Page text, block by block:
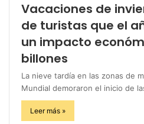
Vacaciones de
de turistas que el
un impacto
billones
La nieve tardía en las zonas de
Mundial demoraron el inicio de
Leer más »